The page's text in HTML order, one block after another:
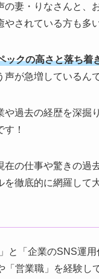
妻・りなさんと、
されている方も多
ックの高さと落ち着
が急増しているん
過去の経歴を深掘
！
の仕事や驚きの過
徹底的に網羅して
と「企業のSNS運用
営業職」を経験し